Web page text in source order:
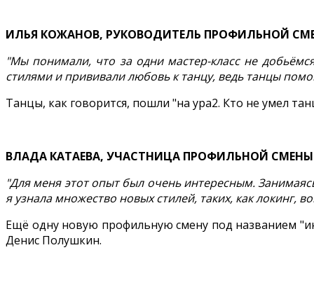
ИЛЬЯ КОЖАНОВ, РУКОВОДИТЕЛЬ ПРОФИЛЬНОЙ
"Мы понимали, что за одни мастер-класс не
стилями и прививали любовь к танцу, ведь танцы
Танцы, как говорится, пошли "на ура2. Кто не умел
ВЛАДА КАТАЕВА, УЧАСТНИЦА ПРОФИЛЬНОЙ СМЕНЫ
"Для меня этот опыт был очень интересным.
я узнала множество новых стилей, таких, как локинг,
Ещё одну новую профильную смену под названием
Денис Полушкин.